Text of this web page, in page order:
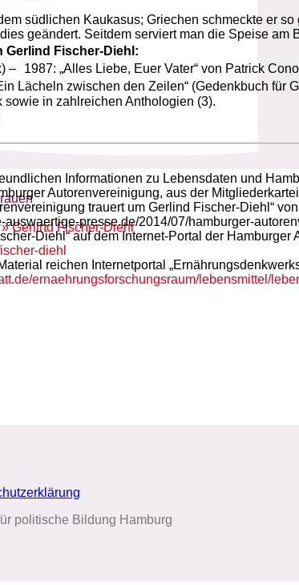
Gerlind Fischer-Diehl
südlichen Kaukasus; Griechen schmeckte er
geändert. Seitdem serviert man die Speise
Gerlind Fischer-Diehl:
– 1987: „Alles Liebe, Euer Vater“ von Patrick
Lächeln zwischen den Zeilen“ (Gedenkbuch für
sowie in zahlreichen Anthologien (3).
Informationen zu Lebensdaten und
Autorenvereinigung, aus der
trauert um Gerlind Fischer-Diehl“
auswaertige-presse.de/2014/07/hamburger-
Diehl“ auf dem Internet-Portal der
diehl
reichen Internetportal
ernaehrungsforschungsraum/lebensmittel/
politische Bildung Hamburg